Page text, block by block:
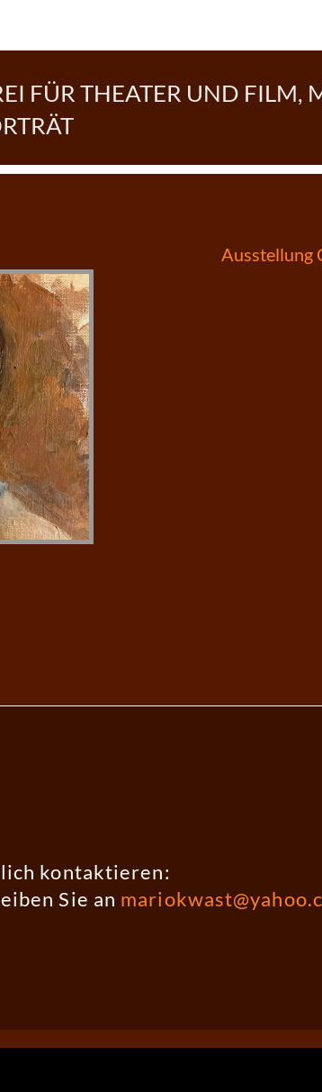
FÜR THEATER UND FILM,
Ausstellung
kontaktieren:
Sie an